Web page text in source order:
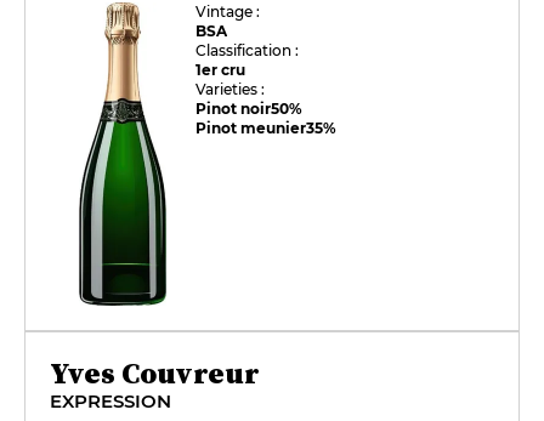
Vintage :
BSA
Classification :
1er cru
Varieties :
Pinot noir50%
Pinot meunier35%
Yves Couvreur
EXPRESSION